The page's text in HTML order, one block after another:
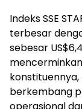
Indeks SSE
terbesar
sebesar
berkembang